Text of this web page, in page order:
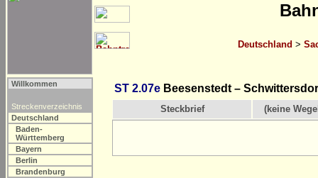
Deutschland >
Willkommen
Streckenverzeichnis
Deutschland
Baden-
Württemberg
Bayern
Berlin
Brandenburg
ST 2.07e Beesenstedt –
Steckbrief (keine